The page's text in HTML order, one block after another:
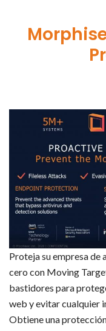
Proteja su empresa de
cero con Moving
bastidores para
web y evitar cualquier
Obtiene una